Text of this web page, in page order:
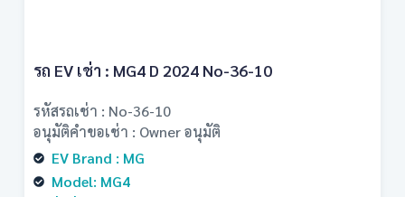
รถ EV เช่า : MG4 D 2024 No-36-10
รหัสรถเช่า : No-36-10
อนุมัติคำขอเช่า : Owner อนุมัติ
EV Brand : MG
Model: MG4